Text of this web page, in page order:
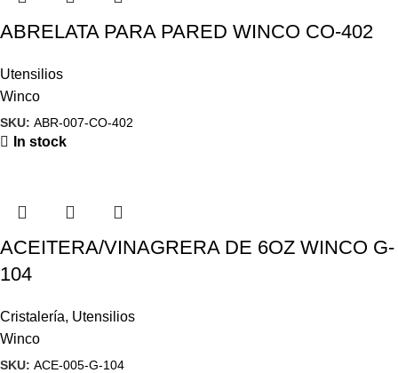
ABRELATA PARA PARED WINCO CO-402
Utensilios
Winco
SKU: ABR-007-CO-402
In stock
ACEITERA/VINAGRERA DE 6OZ WINCO G-
104
Cristalería, Utensilios
Winco
SKU: ACE-005-G-104